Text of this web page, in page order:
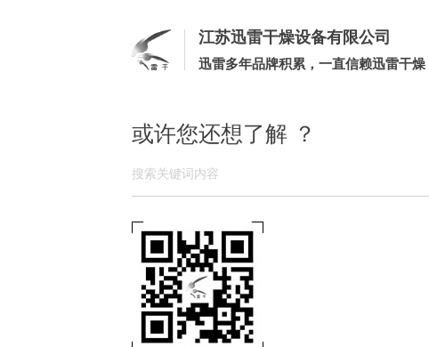
江苏迅雷干燥设备有限公司
迅雷多年品牌积累，一直信赖迅雷干燥
或许您还想了解 ？